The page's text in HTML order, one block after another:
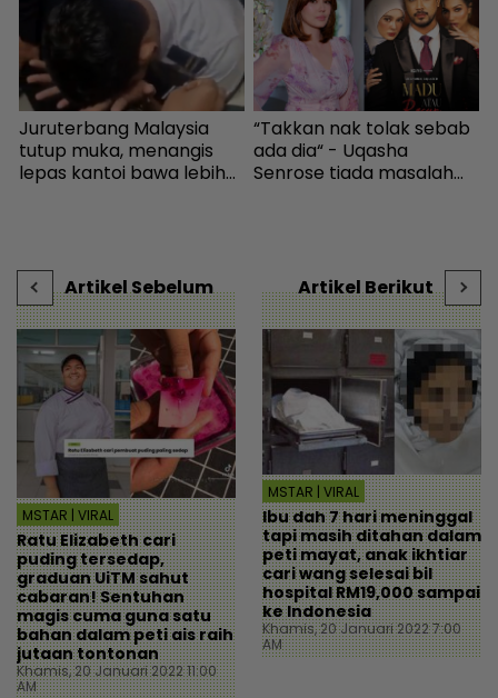
Juruterbang Malaysia
tutup muka, menangis
lepas kantoi bawa lebih
“Takkan nak tolak sebab
ada dia“ - Uqasha
Senrose tiada masalah
Artikel Sebelum
MSTAR | VIRAL
Ratu Elizabeth cari
puding tersedap,
graduan UiTM sahut
cabaran! Sentuhan
magis cuma guna satu
bahan dalam peti ais raih
jutaan tontonan
Khamis, 20 Januari 2022 11:00
AM
Artikel Berikut
MSTAR | VIRAL
Ibu dah 7 hari meninggal
tapi masih ditahan dalam
peti mayat, anak ikhtiar
cari wang selesai bil
hospital RM19,000 sampai
ke Indonesia
Khamis, 20 Januari 2022 7:00
AM